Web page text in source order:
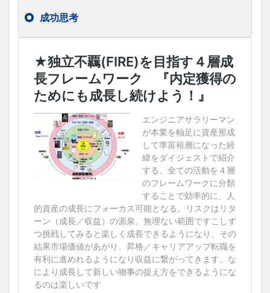
成功思考